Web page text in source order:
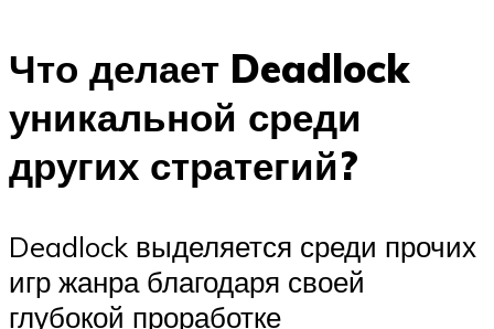
Что делает Deadlock
уникальной среди
других стратегий?
Deadlock выделяется среди прочих
игр жанра благодаря своей
глубокой проработке